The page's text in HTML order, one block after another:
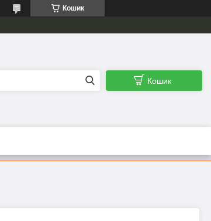
Кошик
Кошик